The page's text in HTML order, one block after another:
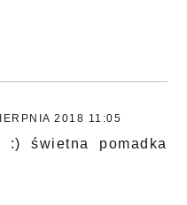
2018 11:05
świetna pomadka